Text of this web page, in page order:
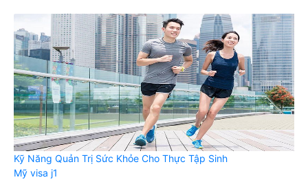
Kỹ Năng Quản Trị Sức Khỏe Cho Thực Tập Sinh
Mỹ visa j1